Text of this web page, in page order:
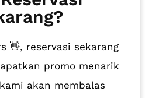
👋, reservasi sekarang
promo menarik
akan membalas